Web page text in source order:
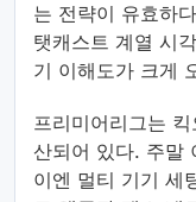
는 전략이 유효하
탯캐스트 계열 시
기 이해도가 크게
프리미어리그는
산되어 있다. 주말
이엔 멀티 기기 세